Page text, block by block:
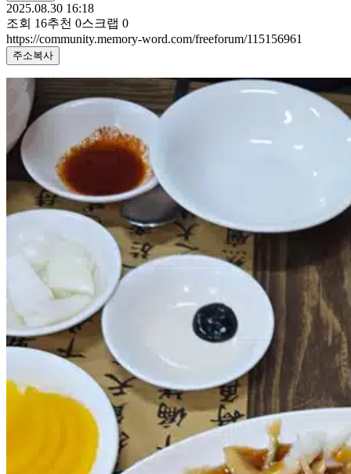
2025.08.30 16:18
조회 16추천 0스크랩 0
https://community.memory-word.com/freeforum/115156961
주소복사